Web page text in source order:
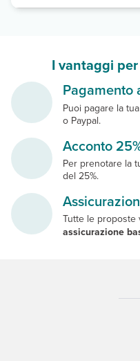
I vantaggi
Pagamento
Puoi pagare la
o Paypal.
Acconto
Per prenotare la
del 25%.
Tutte le proposte
assicurazione